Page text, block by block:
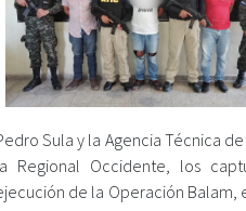
Sula y la Agencia Técnica
Regional Occidente, los
de la Operación Balam,